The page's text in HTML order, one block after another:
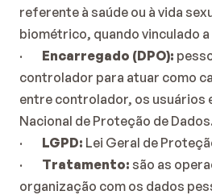
referente à saúde ou à vida
biométrico, quando vinculado
· Encarregado (DPO):
controlador para atuar como
entre controlador, os usuários
Nacional de Proteção de Dados.
· LGPD: Lei Geral de
· Tratamento: são as
organização com os dados